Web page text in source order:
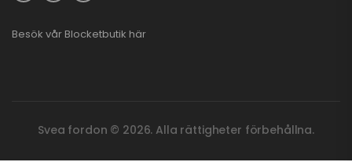
Besök vår Blocketbutik här
Svea fordon © 2026. Alla rättigheter förbehållna.